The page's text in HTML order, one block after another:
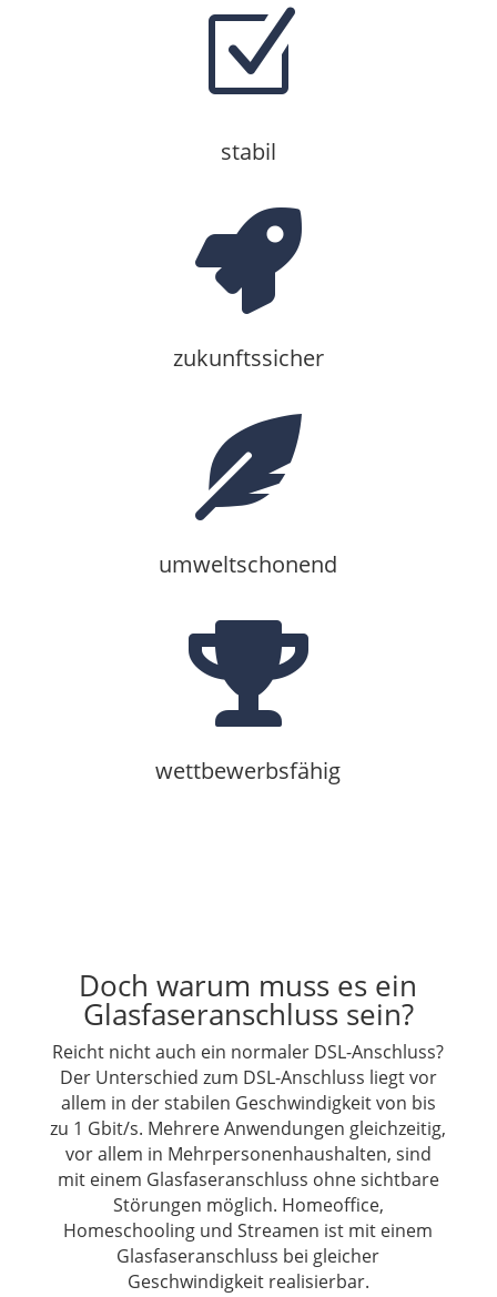
Z
stabil

zukunftssicher

umweltschonend

wettbewerbsfähig
Doch warum muss es ein
Glasfaseranschluss sein?
Reicht nicht auch ein normaler DSL-Anschluss?
Der Unterschied zum DSL-Anschluss liegt vor
allem in der stabilen Geschwindigkeit von bis
zu 1 Gbit/s. Mehrere Anwendungen gleichzeitig,
vor allem in Mehrpersonenhaushalten, sind
mit einem Glasfaseranschluss ohne sichtbare
Störungen möglich. Homeoffice,
Homeschooling und Streamen ist mit einem
Glasfaseranschluss bei gleicher
Geschwindigkeit realisierbar.